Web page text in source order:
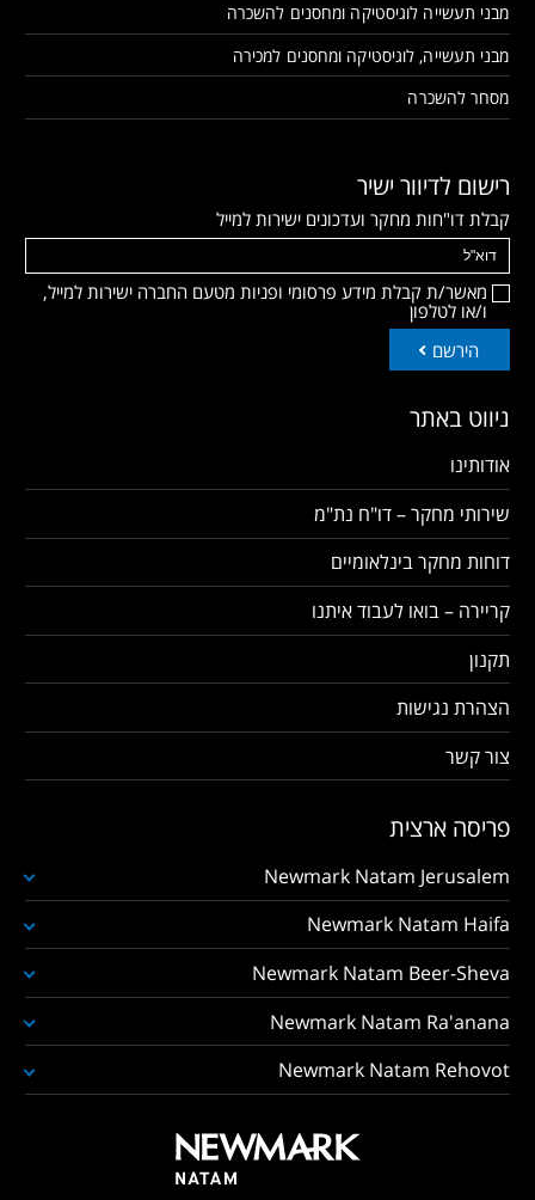
מבני תעשייה לוגיסטיקה ומחסנים להשכרה
מבני תעשייה, לוגיסטיקה ומחסנים למכירה
מסחר להשכרה
רישום לדיוור ישיר
קבלת דו"חות מחקר ועדכונים ישירות למייל
מאשר/ת קבלת מידע פרסומי ופניות מטעם החברה ישירות למייל,
ו/או לטלפון
הירשם
ניווט באתר
אודותינו
שירותי מחקר – דו"ח נת"מ
דוחות מחקר בינלאומיים
קריירה – בואו לעבוד איתנו
תקנון
הצהרת נגישות
צור קשר
פריסה ארצית
Newmark Natam Jerusalem
Newmark Natam Haifa
Newmark Natam Beer-Sheva
Newmark Natam Ra'anana
Newmark Natam Rehovot